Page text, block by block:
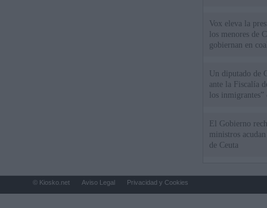
Vox eleva la
los menores de
gobiernan en
Un diputado de
ante la Fiscalía
los inmigrantes”
El Gobierno
ministros
de Ceuta
© Kiosko.net Aviso Legal Privacidad y Cookies